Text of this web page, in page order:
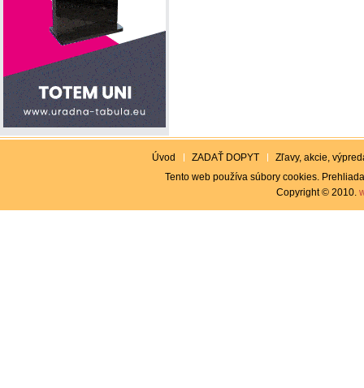
Úvod ZADAŤ DOPYT
Zľavy, akcie,
Tento web používa súbory cookies.
Copyright © 2010.